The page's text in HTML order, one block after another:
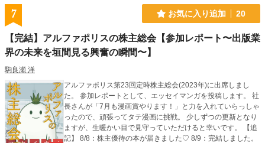
7 お気に入り追加 20
【完結】アルファポリスの株主総会【参加レポート〜出版業
界の未来を垣間見る興奮の瞬間〜】
駒良瀬 洋
アルファポリス第23回定時株主総会(2023年)に出席しまし
た。 参加レポートとして、エッセイマンガを投稿します。 社
長さんが「7月も漫画賞やります！」と力を入れていらっしゃ
ったので、頑張ってタテ漫画に挑戦。 少しずつの更新となり
ますが、生暖かい目で見守っていただけると幸いです。 【追
記】 8/8：株主優待の本が届きました♡ 8/9：完結しました。